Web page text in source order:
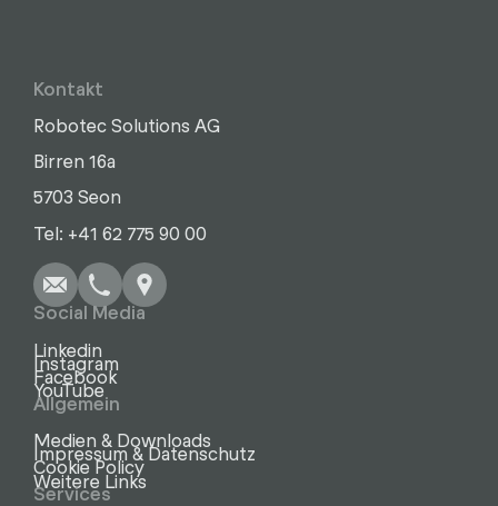
Kontakt
Robotec Solutions AG
Birren 16a
5703 Seon
Tel: +41 62 775 90 00
Social Media
Linkedin
Instagram
Facebook
YouTube
Allgemein
Medien & Downloads
Impressum & Datenschutz
Cookie Policy
Weitere Links
Services